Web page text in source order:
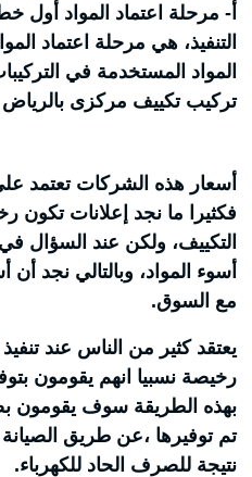
أ- مرحلة اعتماد المواد
التنفيذ، هي مرحلة اعتماد
المواد المستخدمة في
تركيب تكييف مركزى بالرياض
أسعار هذه الشركات تعتمد
فكثيرا ما نجد إعلانات تكون
التكييف، ولكن عند السؤال
أسوء المواد، وبالتالي نجد
مع السوق.
يعتقد كثير من الناس عند
رخيصة نسبيا انهم يقومون
بهذه الطريقة سوف يقومون
تم توفيرها ،عن طريق
نتيجة للصرف الحاد للكهرباء.